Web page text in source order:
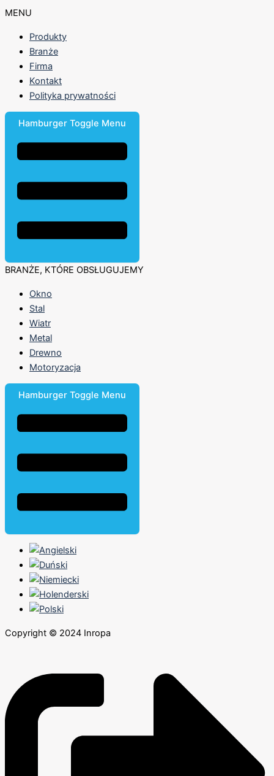
MENU
Produkty
Branże
Firma
Kontakt
Polityka prywatności
Hamburger Toggle Menu
BRANŻE, KTÓRE OBSŁUGUJEMY
Okno
Stal
Wiatr
Metal
Drewno
Motoryzacja
Hamburger Toggle Menu
Copyright © 2024 Inropa